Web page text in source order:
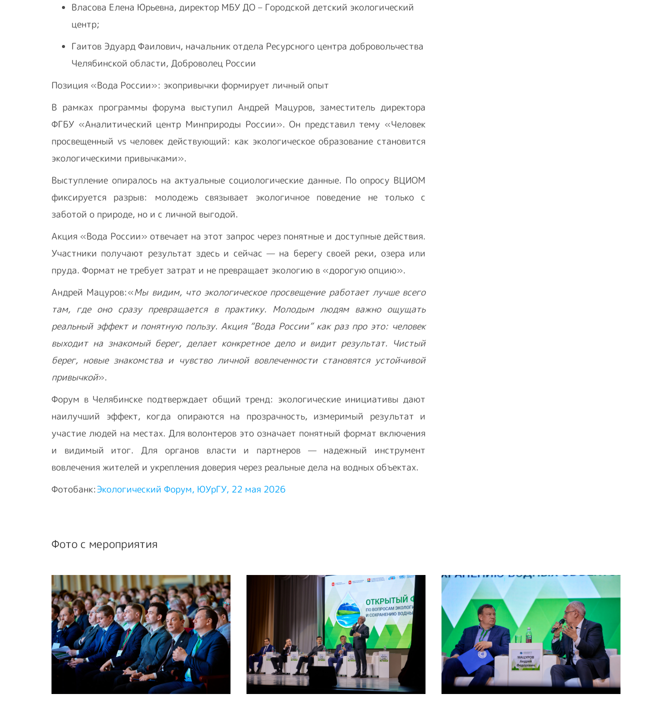
Власова Елена Юрьевна, директор МБУ ДО – Городской детский экологический
центр;
Гаитов Эдуард Фаилович, начальник отдела Ресурсного центра добровольчества
Челябинской области, Доброволец России
Позиция «Вода России»: экопривычки формирует личный опыт
В рамках программы форума выступил Андрей Мацуров, заместитель директора
ФГБУ «Аналитический центр Минприроды России». Он представил тему «Человек
просвещенный vs человек действующий: как экологическое образование становится
экологическими привычками».
Выступление опиралось на актуальные социологические данные. По опросу ВЦИОМ
фиксируется разрыв: молодежь связывает экологичное поведение не только с
заботой о природе, но и с личной выгодой.
Акция «Вода России» отвечает на этот запрос через понятные и доступные действия.
Участники получают результат здесь и сейчас — на берегу своей реки, озера или
пруда. Формат не требует затрат и не превращает экологию в «дорогую опцию».
Андрей Мацуров:«Мы видим, что экологическое просвещение работает лучше всего
там, где оно сразу превращается в практику. Молодым людям важно ощущать
реальный эффект и понятную пользу. Акция “Вода России” как раз про это: человек
выходит на знакомый берег, делает конкретное дело и видит результат. Чистый
берег, новые знакомства и чувство личной вовлеченности становятся устойчивой
привычкой».
Форум в Челябинске подтверждает общий тренд: экологические инициативы дают
наилучший эффект, когда опираются на прозрачность, измеримый результат и
участие людей на местах. Для волонтеров это означает понятный формат включения
и видимый итог. Для органов власти и партнеров — надежный инструмент
вовлечения жителей и укрепления доверия через реальные дела на водных объектах.
Фотобанк:Экологический Форум, ЮУрГУ, 22 мая 2026
Фото с мероприятия